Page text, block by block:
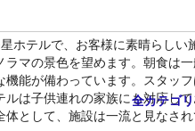
ホテルで、お客様に素晴らし
マの景色を望めます。朝食は
能が備わっています。スタッ
は子供連れの家族にも対応し
として、施設は一流と見なさ
全カテゴ